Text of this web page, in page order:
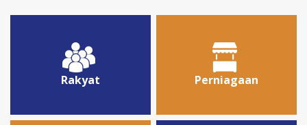
Rakyat Perniagaan